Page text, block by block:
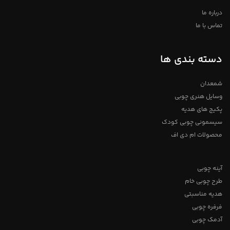
درباره ما
تماس با ما
دسته بندی ها
شمعدان
وسایل هنری چوبی
پکیج های هدیه
سیسمونی چوبی کودک
محصولات ام دی اف
آینه چوبی
طرح چوبی خام
هدیه مناسبتی
فرفره چوبی
آدمک چوبی